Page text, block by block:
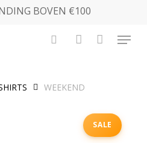
BOVEN €100
Menu
WEEKEND
SALE